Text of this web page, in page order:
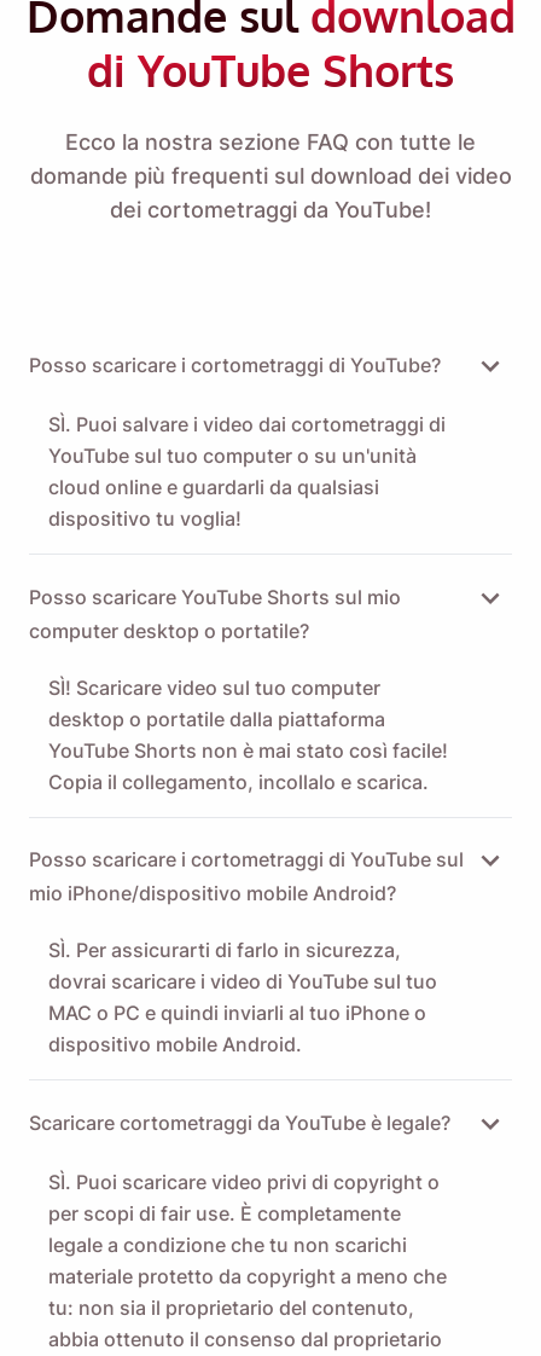
Domande sul download
di YouTube Shorts
Ecco la nostra sezione FAQ con tutte le
domande più frequenti sul download dei video
dei cortometraggi da YouTube!
Posso scaricare i cortometraggi di YouTube?
SÌ. Puoi salvare i video dai cortometraggi di
YouTube sul tuo computer o su un'unità
cloud online e guardarli da qualsiasi
dispositivo tu voglia!
Posso scaricare YouTube Shorts sul mio
computer desktop o portatile?
SÌ! Scaricare video sul tuo computer
desktop o portatile dalla piattaforma
YouTube Shorts non è mai stato così facile!
Copia il collegamento, incollalo e scarica.
Posso scaricare i cortometraggi di YouTube sul
mio iPhone/dispositivo mobile Android?
SÌ. Per assicurarti di farlo in sicurezza,
dovrai scaricare i video di YouTube sul tuo
MAC o PC e quindi inviarli al tuo iPhone o
dispositivo mobile Android.
Scaricare cortometraggi da YouTube è legale?
SÌ. Puoi scaricare video privi di copyright o
per scopi di fair use. È completamente
legale a condizione che tu non scarichi
materiale protetto da copyright a meno che
tu: non sia il proprietario del contenuto,
abbia ottenuto il consenso dal proprietario